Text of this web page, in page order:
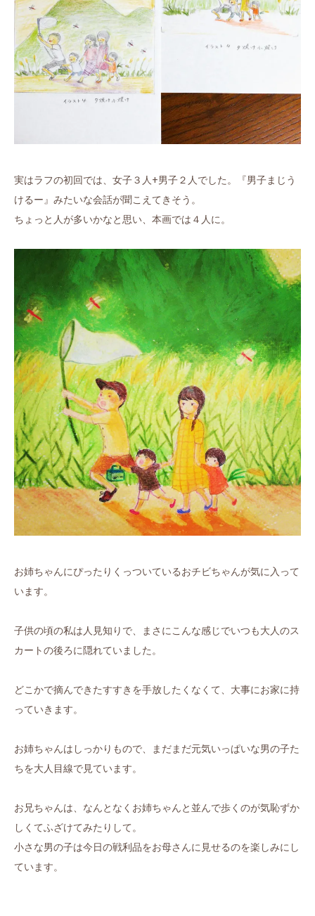
実はラフの初回では、女子３人+男子２人でした。『男子まじう
けるー』みたいな会話が聞こえてきそう。
ちょっと人が多いかなと思い、本画では４人に。
お姉ちゃんにぴったりくっついているおチビちゃんが気に入って
います。
子供の頃の私は人見知りで、まさにこんな感じでいつも大人のス
カートの後ろに隠れていました。
どこかで摘んできたすすきを手放したくなくて、大事にお家に持
っていきます。
お姉ちゃんはしっかりもので、まだまだ元気いっぱいな男の子た
ちを大人目線で見ています。
お兄ちゃんは、なんとなくお姉ちゃんと並んで歩くのが気恥ずか
しくてふざけてみたりして。
小さな男の子は今日の戦利品をお母さんに見せるのを楽しみにし
ています。